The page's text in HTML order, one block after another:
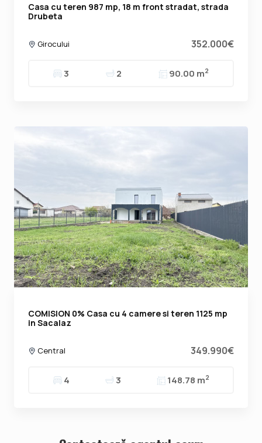
Casa cu teren 987 mp, 18 m front stradat, strada
Drubeta
Girocului 352.000€
3 2 90.00 m2
COMISION 0% Casa cu 4 camere si teren 1125 mp
in Sacalaz
Central 349.990€
4 3 148.78 m2